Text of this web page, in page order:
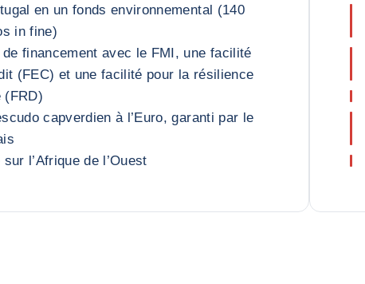
en un fonds environnemental (140
in fine)
financement avec le FMI, une facilité
(FEC) et une facilité pour la résilience
(FRD)
capverdien à l’Euro, garanti par le
sur l’Afrique de l’Ouest